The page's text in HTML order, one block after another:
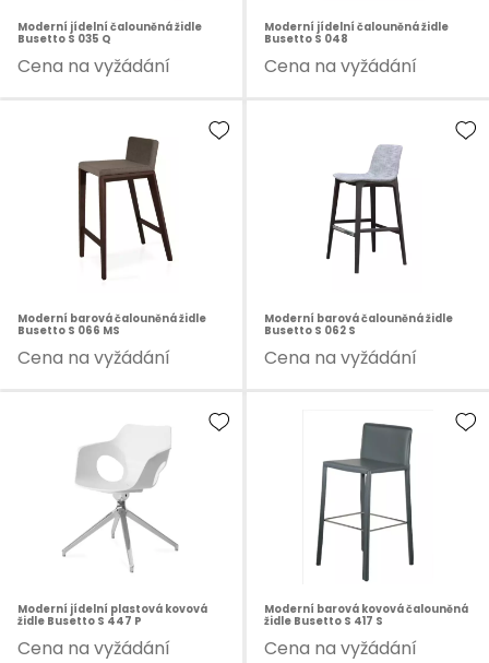
Moderní jídelní čalouněná židle
Busetto S 035 Q
Cena na vyžádání
Moderní jídelní čalouněná židle
Busetto S 048
Cena na vyžádání
Moderní barová čalouněná židle
Busetto S 066 MS
Cena na vyžádání
Moderní barová čalouněná židle
Busetto S 062 S
Cena na vyžádání
Moderní jídelní plastová kovová
židle Busetto S 447 P
Cena na vyžádání
Moderní barová kovová čalouněná
židle Busetto S 417 S
Cena na vyžádání